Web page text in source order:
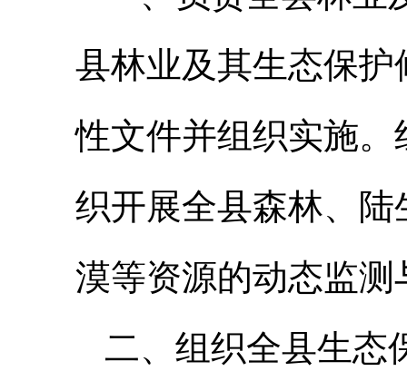
县林业及其生态保
性文件并组织实施
织开展全县森林、
漠等资源的动态监
二、组织全县生态